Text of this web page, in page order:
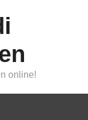
online!